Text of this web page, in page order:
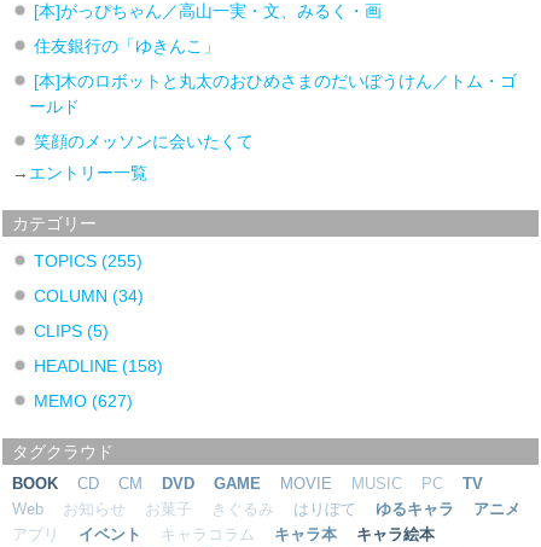
[本]がっぴちゃん／高山一実・文、みるく・画
住友銀行の「ゆきんこ」
[本]木のロボットと丸太のおひめさまのだいぼうけん／トム・ゴ
ールド
笑顔のメッソンに会いたくて
→ エントリー一覧
カテゴリー
TOPICS (255)
COLUMN (34)
CLIPS (5)
HEADLINE (158)
MEMO (627)
タグクラウド
BOOK CD CM DVD GAME MOVIE MUSIC PC
TV
Web
お知らせ お菓子 きぐるみ はりぼて ゆるキャラ
アニメ
アプリ
イベント キャラコラム キャラ本
キャラ絵本